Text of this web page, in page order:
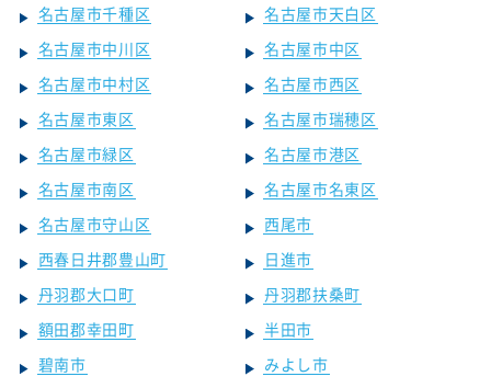
名古屋市千種区
名古屋市天白区
名古屋市中川区
名古屋市中区
名古屋市中村区
名古屋市西区
名古屋市東区
名古屋市瑞穂区
名古屋市緑区
名古屋市港区
名古屋市南区
名古屋市名東区
名古屋市守山区
西尾市
西春日井郡豊山町
日進市
丹羽郡大口町
丹羽郡扶桑町
額田郡幸田町
半田市
碧南市
みよし市